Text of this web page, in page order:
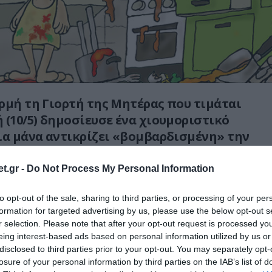
- Do Not Process My Personal Information
opt-out of the sale, sharing to third parties, or processing of your
for targeted advertising by us, please use the below opt-out
selection. Please note that after your opt-out request is processed
interest-based ads based on personal information utilized by us
to third parties prior to your opt-out. You may separately
of your personal information by third parties on the IAB’s list of
τη Γιορτή της Μητέρας που τιμάται
5) δημοσίευσε ένα χιουμοριστικό
μάνα αντικρίζει «βομβαρδισμένη» την
για τη μητέρα τους, θέλοντας να της
τη σημερινή ξεχωριστή ημέρα.
μπαίνει στην κουζίνα, έρχεται αντιμέτωπη
χάος, καθώςο χώρος έχει γίνει άνω κάτω